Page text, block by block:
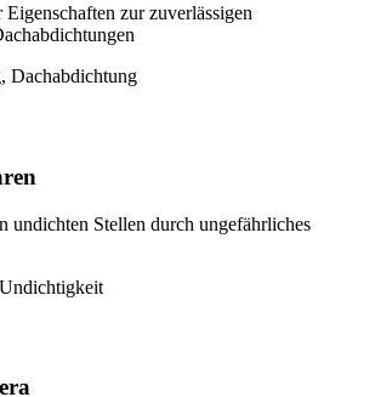
zur zuverlässigen
Dachabdichtung
undichten Stellen durch ungefährliches